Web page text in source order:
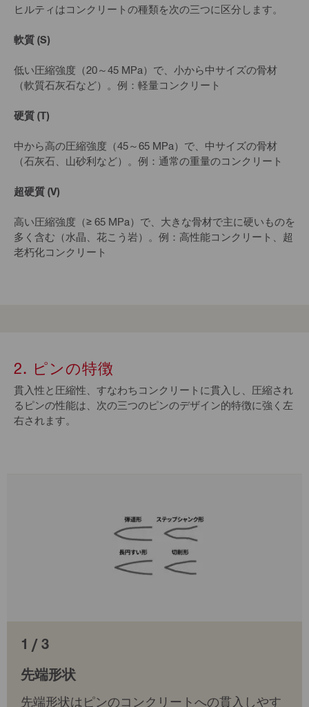
ヒルティはコンクリートの種類を次の三つに区分します。
軟質 (S)
低い圧縮強度（20～45 MPa）で、小から中サイズの骨材
（軟質石灰石など）。例：軽量コンクリート
硬質 (T)
中から高の圧縮強度（45～65 MPa）で、中サイズの骨材
（石灰石、山砂利など）。例：通常の重量のコンクリート
超硬質 (V)
高い圧縮強度（≥ 65 MPa）で、大きな骨材で主に硬いものを
多く含む（水晶、花こう岩）。例：高性能コンクリート、超
老朽化コンクリート
2. ピンの特徴
貫入性と圧縮性、すなわちコンクリートに貫入し、圧縮され
るピンの性能は、次の三つのピンのデザイン的特徴に強く左
右されます。
1 / 3
先端形状
先端形状はピンのコンクリートへの貫入しやす